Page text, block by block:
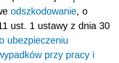
odszkodowanie, o
ust. 1 ustawy z dnia 30
ubezpieczeniu
przy pracy i